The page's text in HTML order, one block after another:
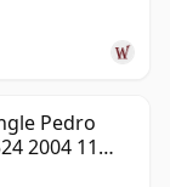
Pedro
2004 11